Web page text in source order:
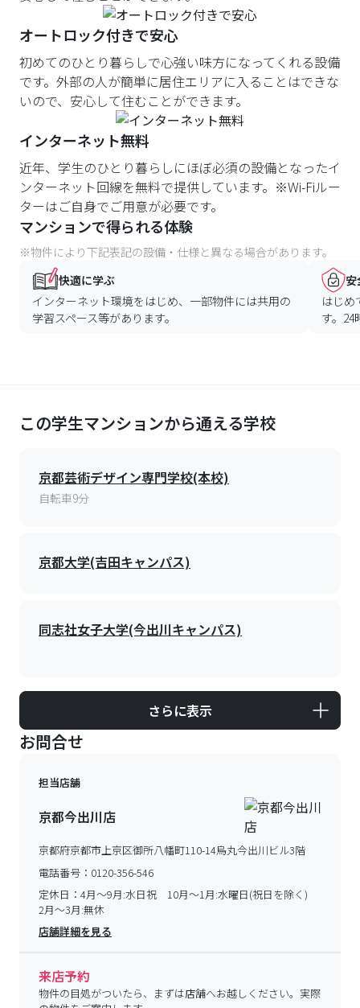
オートロック付きで安心
初めてのひとり暮らしで心強い味方になってくれる設備
です。外部の人が簡単に居住エリアに入ることはできな
いので、安心して住むことができます。
インターネット無料
近年、学生のひとり暮らしにほぼ必須の設備となったイ
ンターネット回線を無料で提供しています。※Wi-Fiルー
ターはご自身でご用意が必要です。
マンションで得られる体験
※物件により下記表記の設備・仕様と異なる場合があります。
快適に学ぶ
インターネット環境をはじめ、一部物件には共用の
学習スペース等があります。
はじめ
す。24
この学生マンションから通える学校
京都芸術デザイン専門学校(本校)
自転車9分
京都大学(吉田キャンパス)
同志社女子大学(今出川キャンパス)
さらに表示
お問合せ
担当店舗
京都今出川店
京都府京都市上京区御所八幡町110-14烏丸今出川ビル3階
電話番号： 0120-356-546
定休日： 4月～9月:水日祝 10月～1月:水曜日(祝日を除く)
2月～3月:無休
店舗詳細を見る
来店予約
物件の目処がついたら、まずは店舗へお越しください。実際